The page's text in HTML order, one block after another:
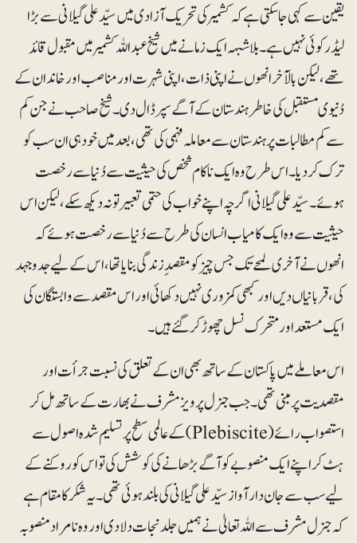
یقین سے کہی جاسکتی ہے کہ کشمیر کی تحریک آزادی میں سیّد علی گیلانی سے بڑا
لیڈر کوئی نہیں ہے۔ بلاشبہہ ایک زمانے میں شیخ عبداللہ کشمیر میں مقبول قائد
تھے، لیکن بالآخر انھوں نے اپنی ذات، اپنی شہرت اور مناصب اور خاندان کے
دُنیوی مستقبل کی خاطر ہندستان کے آگے سپر ڈال دی۔ شیخ صاحب نے جن کم
سے کم مطالبات پر ہندستان سے معاملہ فہمی کی تھی، بعد میں خود ہی ان سب کو
ترک کر دیا۔ اس طرح وہ ایک ناکام شخص کی حیثیت سے دُنیا سے رخصت
ہوئے۔ سیّد علی گیلانی اگرچہ اپنے خواب کی حتمی تعبیر تو نہ دیکھ سکے، لیکن اس
حیثیت سے وہ ایک کامیاب انسان کی طرح سے دُنیا سے رخصت ہوئے کہ
انھوں نے آخری لمحے تک جس چیز کو مقصد ِ زندگی بنایا تھا، اس کے لیے جدوجہد
کی ، قربانیاں دیں اور کبھی کمزوری نہیں دکھائی اور اس مقصد سے وابستگان کی
ایک مستعد اور متحرک نسل چھوڑ کر گئے ہیں۔
اس معاملے میں پاکستان کے ساتھ بھی ان کے تعلق کی نسبت جرأت اور
مقصدیت پر مبنی تھی۔ جب جنرل پرویز مشرف نے بھارت کے ساتھ مل کر
استصواب رائے (Plebiscite) کے عالمی سطح پر تسلیم شدہ اصول سے
ہٹ کراپنے ایک منصوبے کو آگے بڑھانے کی کوشش کی تو اس کو روکنے کے
لیے سب سے جان دار آواز سیّد علی گیلانی کی بلند ہوئی تھی۔ یہ شکر کا مقام ہے
کہ جنرل مشرف سے اللہ تعالیٰ نے ہمیں جلد نجات دلا دی اوروہ نامراد منصوبہ